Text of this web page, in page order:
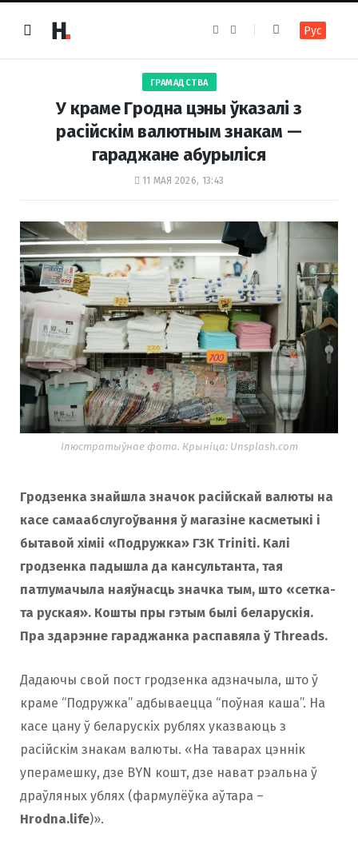
e
k
t
a
m
Рус
ГРАМАДСТВА
У краме Гродна цэны ўказалі з
расійскім валютным знакам —
гараджане абурыліся
11 МАЯ 2026, 13:43
Ілюстратыўнае фота. Крыніца: Unsplash.com
Гродзенка знайшла значок расійскай валюты на
касе самаабслугоўвання ў магазіне касметыкі і
бытавой хіміі «Подружка» ГЗК Triniti. Калі
гродзенка падышла да кансультанта, тая
патлумачыла наяўнасць значка тым, што «сетка-
та руская». Кошты пры гэтым былі беларускія.
Пра здарэнне гараджанка распавяла ў Threads.
Дадаючы свой пост гродзенка адзначыла, што ў
краме “Подружка” адбываецца “поўная каша”. На
касе цану ў беларускіх рублях указваюць з
расійскім знакам валюты. «На таварах цэннік
уперамешку, дзе BYN кошт, дзе нават рэальна ў
драўляных ублях (фармулёўка аўтара –
Hrodna.life)».